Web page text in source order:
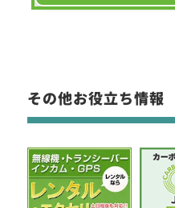
その他お役立ち情報